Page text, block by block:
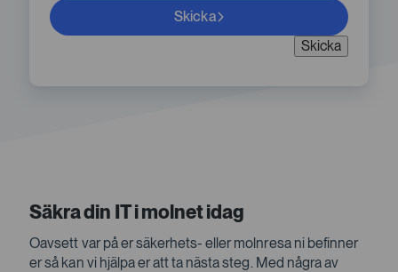
Skicka
Skicka
Säkra din IT i molnet idag
Oavsett var på er säkerhets- eller molnresa ni befinner
er så kan vi hjälpa er att ta nästa steg. Med några av